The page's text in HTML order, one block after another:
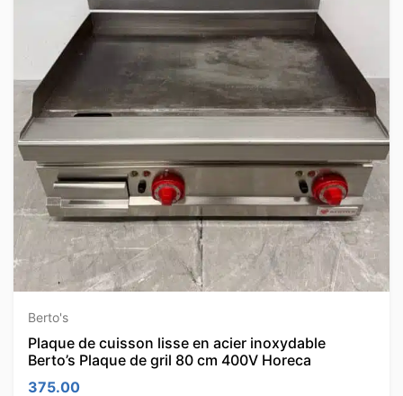
Berto's
Plaque de cuisson lisse en acier inoxydable
Berto’s Plaque de gril 80 cm 400V Horeca
375.00